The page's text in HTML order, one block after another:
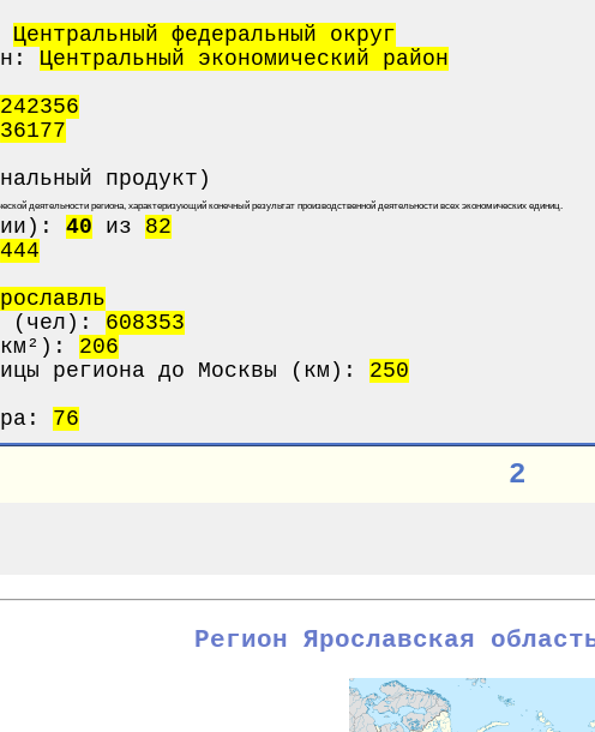
Центральный федеральный округ
Центральный экономический район
36177
продукт)
деятельности региона, характеризующий конечный результат производственной деятельности всех экономических единиц.
40 из 82
444
(чел): 608353
206
региона до Москвы (км): 250
76
2
Регион Ярославская